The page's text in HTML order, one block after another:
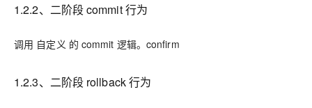
1.2.2、二阶段 commit 行为
调用 自定义 的 commit 逻辑。confirm
1.2.3、二阶段 rollback 行为